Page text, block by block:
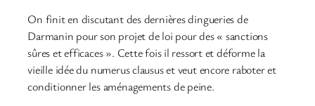
On finit en discutant des dernières dingueries de
Darmanin pour son projet de loi pour des « sanctions
sûres et efficaces ». Cette fois il ressort et déforme la
vieille idée du numerus clausus et veut encore raboter et
conditionner les aménagements de peine.